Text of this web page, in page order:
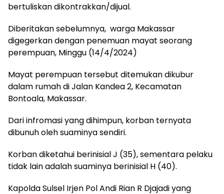
bertuliskan dikontrakkan/dijual.
Diberitakan sebelumnya, warga Makassar
digegerkan dengan penemuan mayat seorang
perempuan, Minggu (14/4/2024)
Mayat perempuan tersebut ditemukan dikubur
dalam rumah di Jalan Kandea 2, Kecamatan
Bontoala, Makassar.
Dari infromasi yang dihimpun, korban ternyata
dibunuh oleh suaminya sendiri.
Korban diketahui berinisial J (35), sementara pelaku
tidak lain adalah suaminya berinisial H (40).
Kapolda Sulsel Irjen Pol Andi Rian R Djajadi yang